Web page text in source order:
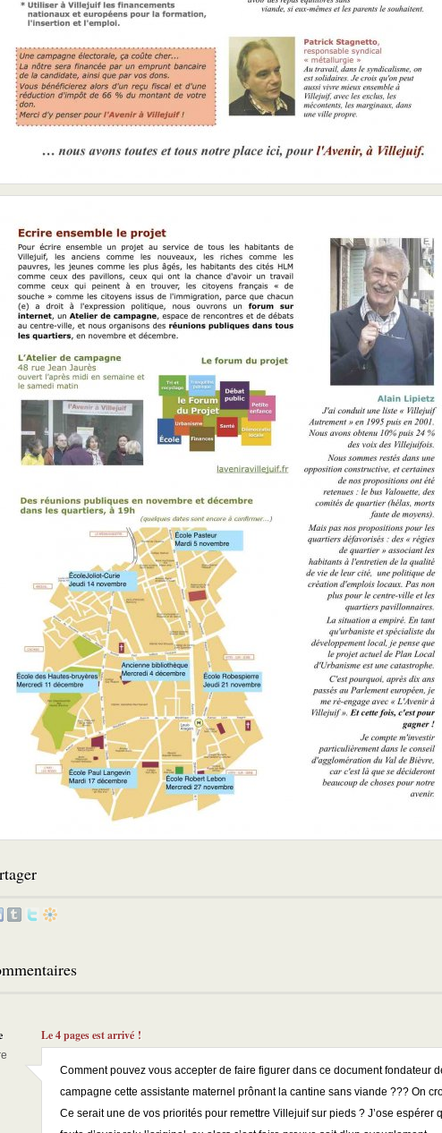
Le 4 pages est arrivé !
Comment pouvez vous accepter de faire figurer dans ce document fondateur
campagne cette assistante maternel prônant la cantine sans viande ??? On
Ce serait une de vos priorités pour remettre Villejuif sur pieds ? J’ose espérer